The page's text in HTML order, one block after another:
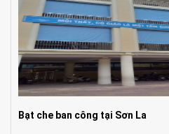
Bạt che ban công tại Sơn La